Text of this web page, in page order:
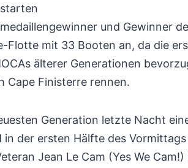
und Gewinner
Flotte mit 33 Booten an, da die
älterer Generationen
Cape Finisterre rennen.
Generation letzte Nacht
der ersten Hälfte des Vormittags
Jean Le Cam (Yes We Cam!)